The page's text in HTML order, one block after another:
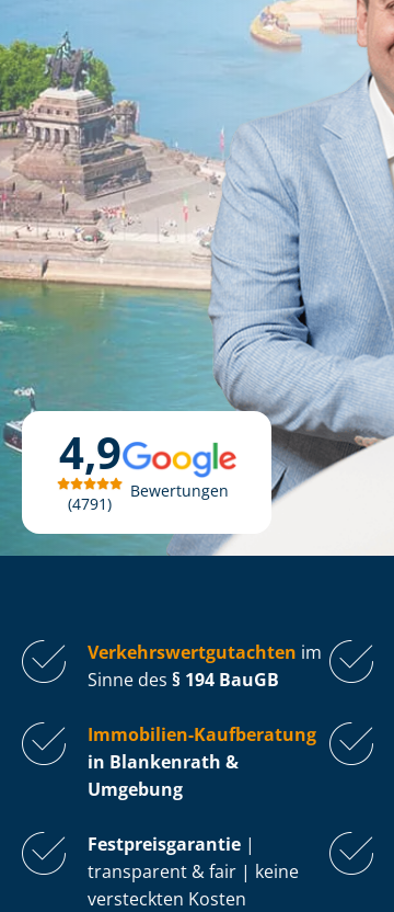
4,9
4791
Bewertungen
Ver­kehrs­wert­gut­ach­ten im
Sinne des § 194 BauGB
Immobilien-Kaufberatung
in Blankenrath &
Umgebung
Fest­preis­ga­ran­tie |
transparent & fair | keine
versteckten Kosten